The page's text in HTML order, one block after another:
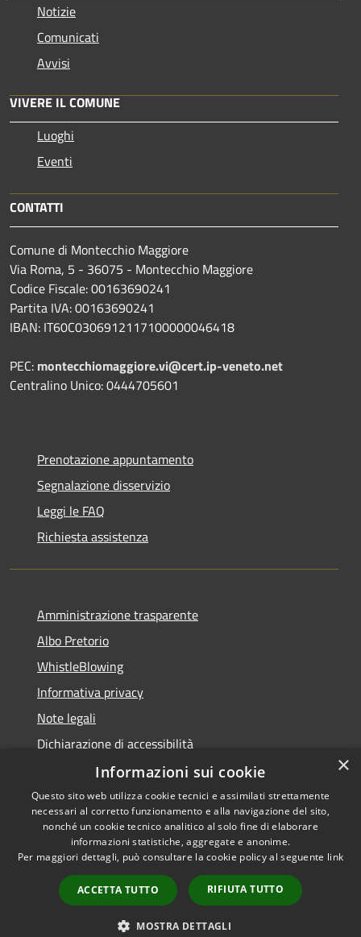
Notizie
Comunicati
Avvisi
VIVERE IL COMUNE
Luoghi
Eventi
CONTATTI
Comune di Montecchio Maggiore
Via Roma, 5 - 36075 - Montecchio Maggiore
Codice Fiscale: 00163690241
Partita IVA: 00163690241
IBAN: IT60C0306912117100000046418
PEC: montecchiomaggiore.vi@cert.ip-veneto.net
Centralino Unico: 0444705601
Prenotazione appuntamento
Segnalazione disservizio
Leggi le FAQ
Richiesta assistenza
Amministrazione trasparente
Albo Pretorio
WhistleBlowing
Informativa privacy
Note legali
Dichiarazione di accessibilità
Accessibilità
Privacy
Mappa del sito
Obiettivi di accessibilità
Copyright © 2026 • Città di
Montecchio Maggiore •
Powered byMunicipium •
Accesso redazione
×
Informazioni sui cookie
Questo sito web utilizza cookie tecnici e assimilati strettamente
necessari al corretto funzionamento e alla navigazione del sito,
nonché un cookie tecnico analitico al solo fine di elaborare
informazioni statistiche, aggregate e anonime.
Per maggiori dettagli, può consultare la cookie policy al seguente link
ACCETTA TUTTO RIFIUTA TUTTO
MOSTRA DETTAGLI